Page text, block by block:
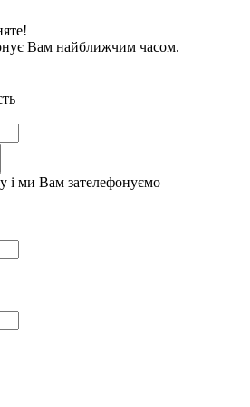
Вам найближчим часом.
і ми Вам зателефонуємо